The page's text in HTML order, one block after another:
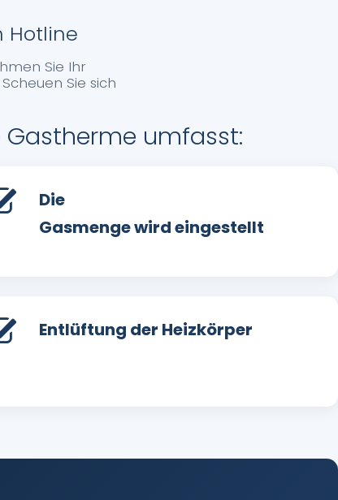
Hotline
Sie Ihr
Sie sich
Gastherme umfasst:
Die
Gasmenge wird eingestellt
Entlüftung der Heizkörper